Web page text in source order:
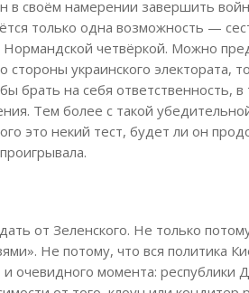
в своём намерении завершить
только одна возможность —
Нормандской четвёркой. Можно
стороны украинского электората,
брать на себя ответственность,
Тем более с такой
это некий тест, будет ли он
от Зеленского. Не только
Не потому, что вся политика
и очевидного момента: республики